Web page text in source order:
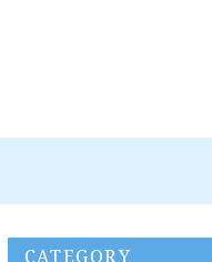
CATEGORY